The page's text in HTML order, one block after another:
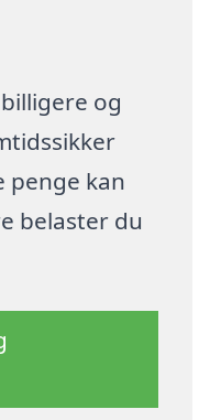
og
penge kan
belaster du